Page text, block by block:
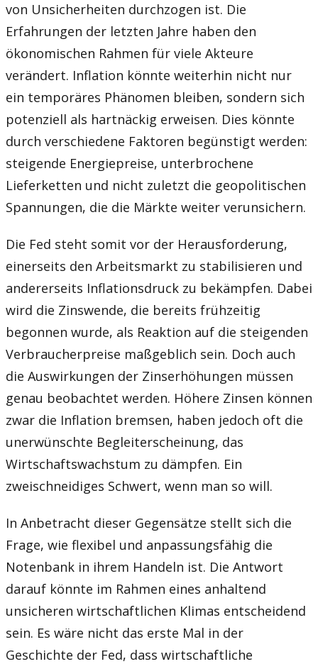
von Unsicherheiten durchzogen ist. Die
Erfahrungen der letzten Jahre haben den
ökonomischen Rahmen für viele Akteure
verändert. Inflation könnte weiterhin nicht nur
ein temporäres Phänomen bleiben, sondern sich
potenziell als hartnäckig erweisen. Dies könnte
durch verschiedene Faktoren begünstigt werden:
steigende Energiepreise, unterbrochene
Lieferketten und nicht zuletzt die geopolitischen
Spannungen, die die Märkte weiter verunsichern.
Die Fed steht somit vor der Herausforderung,
einerseits den Arbeitsmarkt zu stabilisieren und
andererseits Inflationsdruck zu bekämpfen. Dabei
wird die Zinswende, die bereits frühzeitig
begonnen wurde, als Reaktion auf die steigenden
Verbraucherpreise maßgeblich sein. Doch auch
die Auswirkungen der Zinserhöhungen müssen
genau beobachtet werden. Höhere Zinsen können
zwar die Inflation bremsen, haben jedoch oft die
unerwünschte Begleiterscheinung, das
Wirtschaftswachstum zu dämpfen. Ein
zweischneidiges Schwert, wenn man so will.
In Anbetracht dieser Gegensätze stellt sich die
Frage, wie flexibel und anpassungsfähig die
Notenbank in ihrem Handeln ist. Die Antwort
darauf könnte im Rahmen eines anhaltend
unsicheren wirtschaftlichen Klimas entscheidend
sein. Es wäre nicht das erste Mal in der
Geschichte der Fed, dass wirtschaftliche